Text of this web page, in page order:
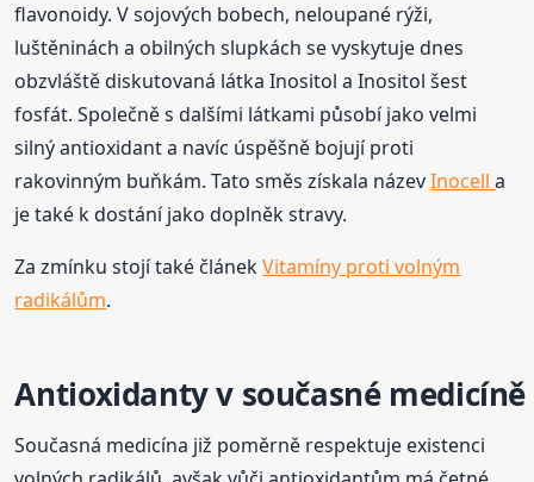
flavonoidy. V sojových bobech, neloupané rýži,
luštěninách a obilných slupkách se vyskytuje dnes
obzvláště diskutovaná látka Inositol a Inositol šest
fosfát. Společně s dalšími látkami působí jako velmi
silný antioxidant a navíc úspěšně bojují proti
rakovinným buňkám. Tato směs získala názevInocella
je také k dostání jako doplněk stravy.
Za zmínku stojí také článekVitamíny proti volným
radikálům.
Antioxidanty v současné medicíně
Současná medicína již poměrně respektuje existenci